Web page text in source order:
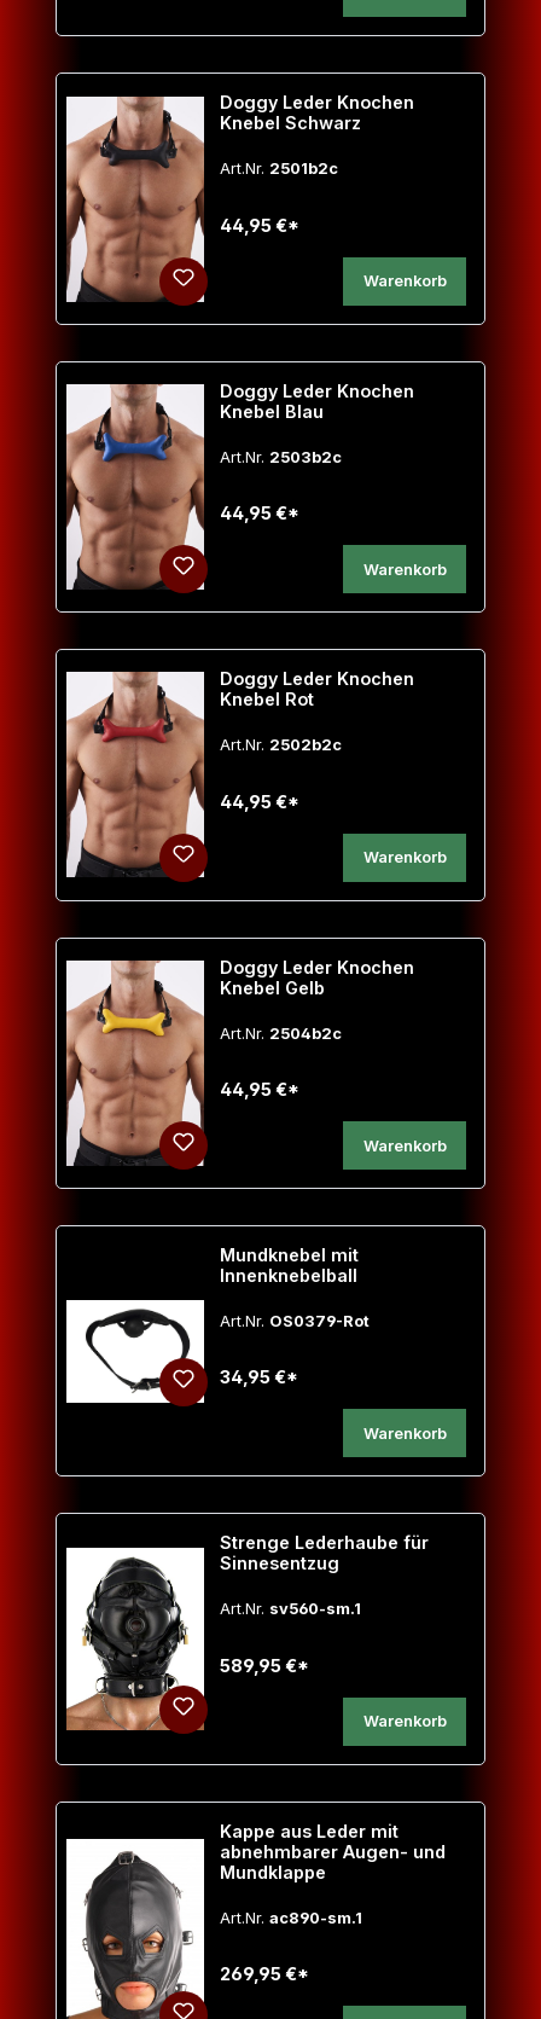
Doggy Leder Knochen
Knebel Schwarz
Art.Nr. 2501b2c
44,95 €*
Warenkorb
Doggy Leder Knochen
Knebel Blau
Art.Nr. 2503b2c
44,95 €*
Warenkorb
Doggy Leder Knochen
Knebel Rot
Art.Nr. 2502b2c
44,95 €*
Warenkorb
Doggy Leder Knochen
Knebel Gelb
Art.Nr. 2504b2c
44,95 €*
Warenkorb
Mundknebel mit
Innenknebelball
Art.Nr. OS0379-Rot
34,95 €*
Warenkorb
Strenge Lederhaube für
Sinnesentzug
Art.Nr. sv560-sm.1
589,95 €*
Warenkorb
Kappe aus Leder mit
abnehmbarer Augen- und
Mundklappe
Art.Nr. ac890-sm.1
269,95 €*